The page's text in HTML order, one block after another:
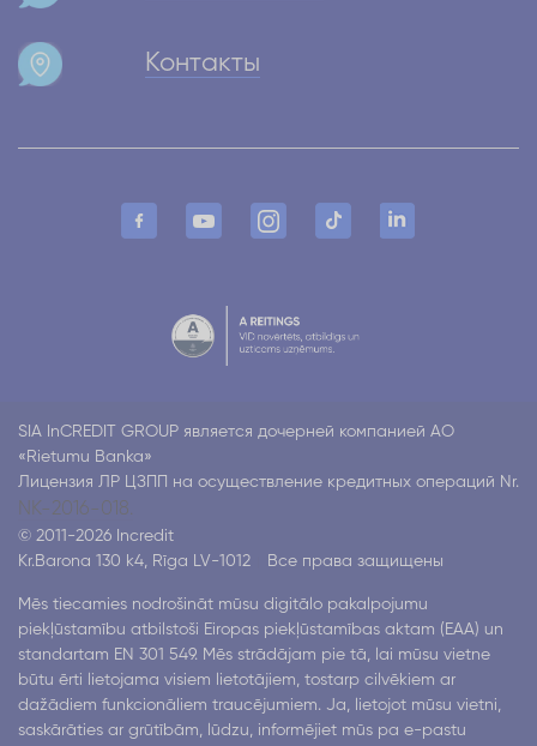
Контакты
SIA InCREDIT GROUP является дочерней компанией АО
«Rietumu Banka»
Лицензия ЛР ЦЗПП на осуществление кредитных операций Nr.
NK-2016-018.
© 2011-2026 Incredit
Kr.Barona 130 k4, Rīga LV-1012
Все права защищены
Mēs tiecamies nodrošināt mūsu digitālo pakalpojumu
piekļūstamību atbilstoši Eiropas piekļūstamības aktam (EAA) un
standartam EN 301 549. Mēs strādājam pie tā, lai mūsu vietne
būtu ērti lietojama visiem lietotājiem, tostarp cilvēkiem ar
dažādiem funkcionāliem traucējumiem. Ja, lietojot mūsu vietni,
saskārāties ar grūtībām, lūdzu, informējiet mūs pa e-pastu